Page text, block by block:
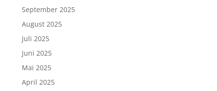
September 2025
August 2025
Juli 2025
Juni 2025
Mai 2025
April 2025